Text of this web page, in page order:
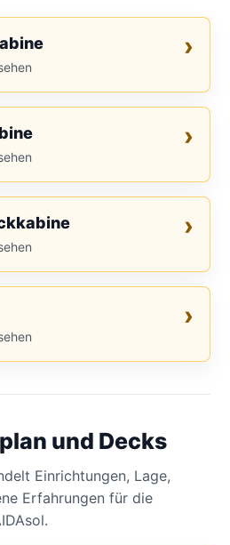
und Decks
Einrichtungen, Lage,
Erfahrungen für die